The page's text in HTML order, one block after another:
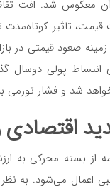
معکوس شد. افت تقاضا
قیمت، تاثیر
صعود قیمتی در
پولی دوسال
شد و فشار
اقتصادی
اعمال می‌شود. به